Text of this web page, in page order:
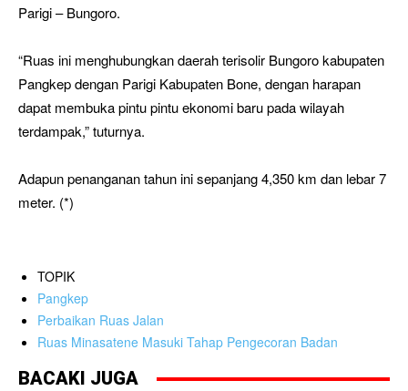
Parigi – Bungoro.
“Ruas ini menghubungkan daerah terisolir Bungoro kabupaten
Pangkep dengan Parigi Kabupaten Bone, dengan harapan
dapat membuka pintu pintu ekonomi baru pada wilayah
terdampak,” tuturnya.
Adapun penanganan tahun ini sepanjang 4,350 km dan lebar 7
meter. (*)
TOPIK
Pangkep
Perbaikan Ruas Jalan
Ruas Minasatene Masuki Tahap Pengecoran Badan
BACAKI JUGA